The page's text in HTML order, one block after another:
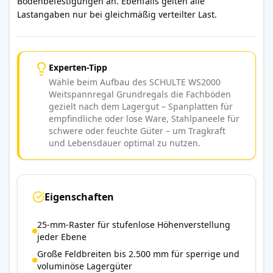
Lastangaben nur bei gleichmäßig verteilter Last.
Experten-Tipp
Wähle beim Aufbau des SCHULTE WS2000
Weitspannregal Grundregals die Fachböden
gezielt nach dem Lagergut – Spanplatten für
empfindliche oder lose Ware, Stahlpaneele für
schwere oder feuchte Güter – um Tragkraft
und Lebensdauer optimal zu nutzen.
Eigenschaften
25-mm-Raster für stufenlose Höhenverstellung
jeder Ebene
Große Feldbreiten bis 2.500 mm für sperrige und
voluminöse Lagergüter